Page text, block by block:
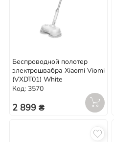
Беспроводной полотер
электрошвабра Xiaomi Viomi
(VXDT01) White
Код: 3570
2 899 ₴